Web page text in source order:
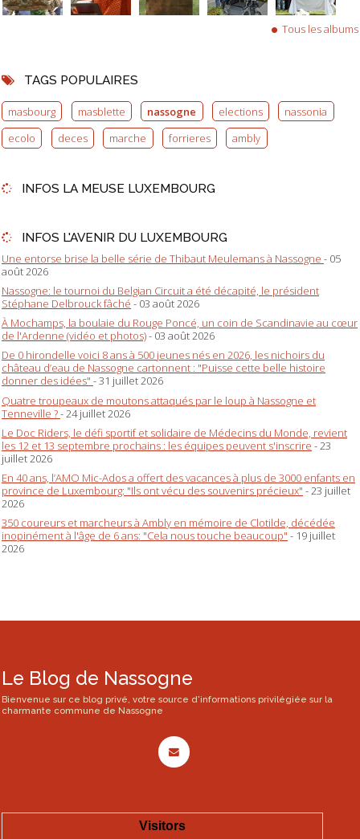
Tous les albums
TAGS POPULAIRES
masbourg masblette nassogne elections
nassonia
ecolo
deces marche forrieres ambly
INFOS LA MEUSE LUXEMBOURG
INFOS L'AVENIR DU LUXEMBOURG
Une entorse brise la belle série de Thibaut Meulemans à Nassogne - 05
août 2026
Nassogne: le tournoi du Belgian Circuit a été décapité, le président
Stéphane Delbrouck fâché - 03 août 2026
À Mochamps, la boulaie du Rouge Poncé, un coin de Scandinavie au cœur
de l'Ardenne (vidéo et photos)- 03 août 2026
De 0 hirondelle voici 8 ans à 500 jeunes nés en 2026, les nichoirs du
château d’eau de Nassogne cartonnent : "Puisse cette belle histoire
donner des idées" - 31 juillet 2026
Quatre troupeaux de moutons attaqués par le loup à Nassogne et
Tenneville ?- 24 juillet 2026
Le Doc Riders, le défi sportif et solidaire de Médecins du Monde, revient
les 12 et 13 septembre prochains : les équipes peuvent s'inscrire - 23
juillet 2026
En 40 ans, l’AMO Mic-Ados a offert des vacances à plus de 3000 enfants en
province de Luxembourg: "Ils ont vécu des souvenirs précieux" - 23 juillet
2026
350 coureurs et marcheurs à Ambly en mémoire de Clotilde, décédée
inopinément à l'âge de 6 ans: "Cela nous touche beaucoup" - 19 juillet
2026
Le Blog de Nassogne
Bienvenue sur ce blog privé, votre source d'informations privilégiée sur la
charmante commune de Nassogne